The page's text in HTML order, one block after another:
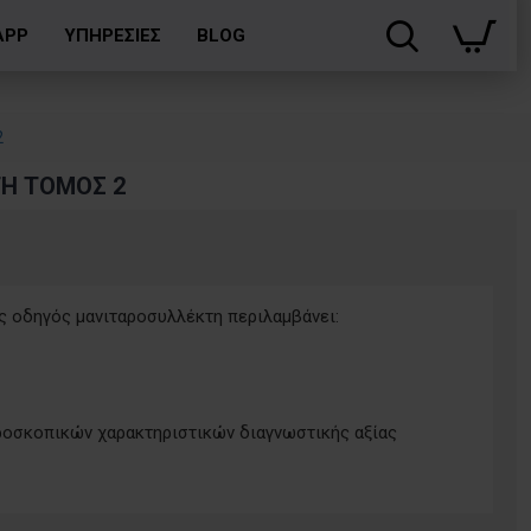
ΥΠΗΡΕΣΙΕΣ BLOG
ΤΟΜΟΣ 2
μανιταροσυλλέκτη περιλαμβάνει:
χαρακτηριστικών διαγνωστικής αξίας